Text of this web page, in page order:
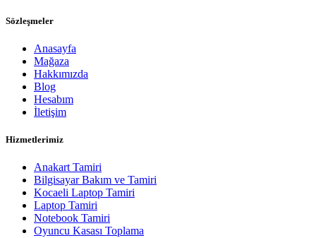
Sözleşmeler
Anasayfa
Mağaza
Hakkımızda
Blog
Hesabım
İletişim
Hizmetlerimiz
Anakart Tamiri
Bilgisayar Bakım ve Tamiri
Kocaeli Laptop Tamiri
Laptop Tamiri
Notebook Tamiri
Oyuncu Kasası Toplama